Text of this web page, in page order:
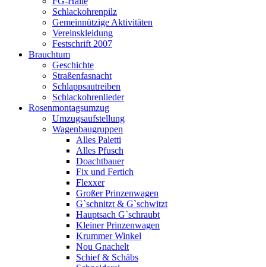
Schlackohrenpilz
Gemeinnützige Aktivitäten
Vereinskleidung
Festschrift 2007
Brauchtum
Geschichte
Straßenfasnacht
Schlappsautreiben
Schlackohrenlieder
Rosenmontagsumzug
Umzugsaufstellung
Wagenbaugruppen
Alles Paletti
Alles Pfusch
Doachtbauer
Fix und Fertich
Flexxer
Großer Prinzenwagen
Gˋschnitzt & Gˋschwitzt
Hauptsach G`schraubt
Kleiner Prinzenwagen
Krummer Winkel
Nou Gnachelt
Schief & Schäbs